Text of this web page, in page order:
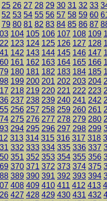
25 26 27 28 29 30 31 32 33
52 53 54 55 56 57 58 59 60
79 80 81 82 83 84 85 86 87
104 105 106 107 108 109
123 124 125 126 127 128
142 143 144 145 146 147
161 162 163 164 165 166
180 181 182 183 184 185
199 200 201 202 203 204
218 219 220 221 222 223
237 238 239 240 241 242
256 257 258 259 260 261
275 276 277 278 279 280
294 295 296 297 298 299
313 314 315 316 317 318
332 333 334 335 336 337
351 352 353 354 355 356
370 371 372 373 374 375
389 390 391 392 393 394
408 409 410 411 412 413
427 428 429 430 431 432